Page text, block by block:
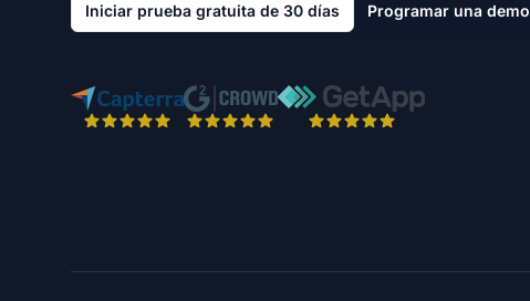
Iniciar prueba gratuita de 30 días Programar una demo